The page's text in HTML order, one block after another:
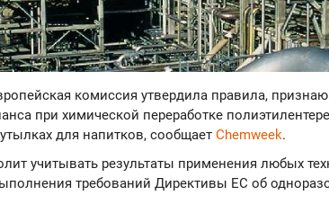
комиссия утвердила правила,
при химической переработке
для напитков, сообщает Chemweek.
учитывать результаты применения любых
требований Директивы ЕС об